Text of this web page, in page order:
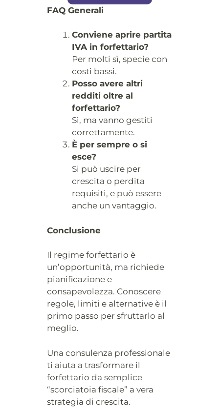
FAQ Generali
Conviene aprire partita
IVA in forfettario?
Per molti sì, specie con
costi bassi.
Posso avere altri
redditi oltre al
forfettario?
Sì, ma vanno gestiti
correttamente.
È per sempre o si
esce?
Si può uscire per
crescita o perdita
requisiti, e può essere
anche un vantaggio.
Conclusione
Il regime forfettario è
un’opportunità, ma richiede
pianificazione e
consapevolezza. Conoscere
regole, limiti e alternative è il
primo passo per sfruttarlo al
meglio.
Una consulenza professionale
ti aiuta a trasformare il
forfettario da semplice
“scorciatoia fiscale” a vera
strategia di crescita.